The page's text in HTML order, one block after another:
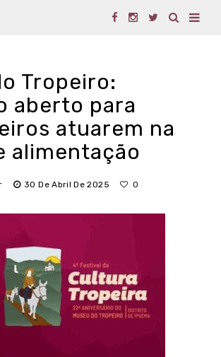
Tropeiro:
aberto para
atuarem na
alimentação
30 De Abril De 2025 0